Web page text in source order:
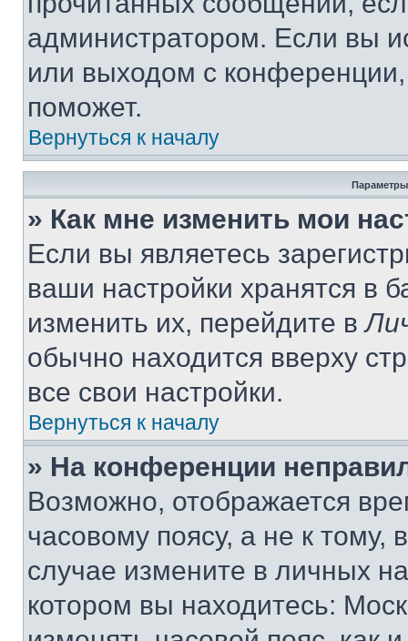
администратором. Если вы
или выходом с
поможет.
Вернуться к началу
Параметры
» Как мне изменить мои
Если вы являетесь
ваши настройки хранятся в
изменить их, перейдите в
обычно находится вверху
все свои настройки.
Вернуться к началу
» На конференции
Возможно, отображается
часовому поясу, а не к тому,
случае измените в личных
котором вы находитесь: